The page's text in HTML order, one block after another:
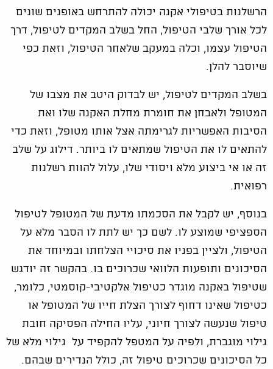
הרשלנות בטיפולי אקנה יכולה להתרחש באופנים שונים
לכל אורך שלבי הטיפול, החל בשלב המקדים לטיפול, דרך
הטיפול עצמו, וכלה במעקב שלאחר הטיפול, וזאת כפי
שיוסבר להלן.
בשלב המקדים לטיפול, יש לבדוק היטב את מצבו של
המטופל ולאבחן את חומרת מחלת האקנה שלו ואת
הסיבות האפשריות לגרימתה אצל אותו מטופל, וזאת כדי
להתאים לו את הטיפול שמתאים לו ביותר. דילוג על שלב
זה או אי ביצוע מלא ויסודי שלו, עלול להוות רשלנות
רפואית.
בנוסף, יש לקבל את הסכמתו מדעת של המטופל לטיפול
הספציפי שמוצע לו. לשם כך יש לתת לו הסבר מלא על
הטיפול, ולציין בפניו את סיכויי הצלחתו ובמיוחד את
הסיכונים ותופעות הלוואי שכרוכים בו. בהקשר זה יודגש
שטיפול באקנה מוגדר כטיפול אלקטיבי-קוסמטי, כלומר,
כטיפול שאינו דחוף לצורך הצלת חייו של המטופל או
טיפול שנעשה לצורך חיוני, עליו החילה הפסיקה חובת
גילוי מוגברת, ולפיה על המטפל להקפיד על גילוי מלא של
כל הסיכונים שכרוכים טיפול זה, כולל הנדירים שבהם.